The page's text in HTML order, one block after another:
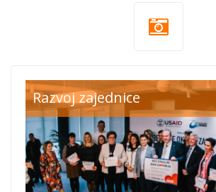
festival f
opening.jpg
Razvoj zajednice